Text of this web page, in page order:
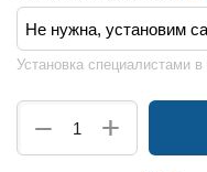
Установка специалистами
+
−